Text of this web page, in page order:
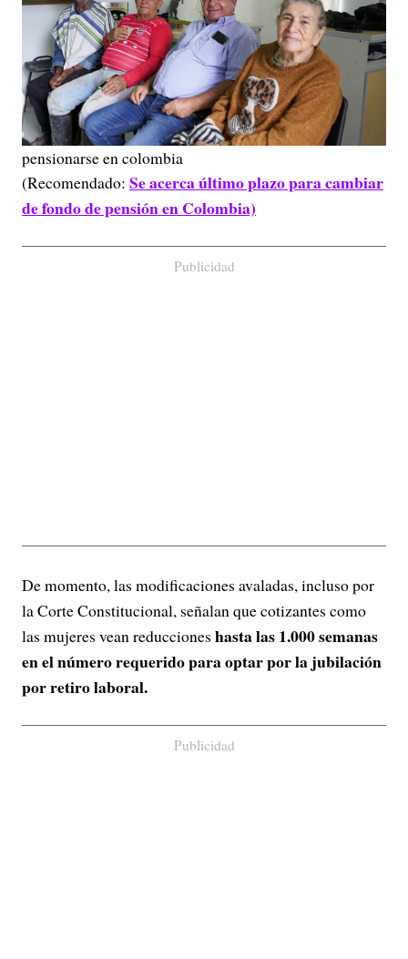
pensionarse en colombia
(Recomendado: Se acerca último plazo para cambiar
de fondo de pensión en Colombia)
Publicidad
De momento, las modificaciones avaladas, incluso por
la Corte Constitucional, señalan que cotizantes como
las mujeres vean reducciones hasta las 1.000 semanas
en el número requerido para optar por la jubilación
por retiro laboral.
Publicidad